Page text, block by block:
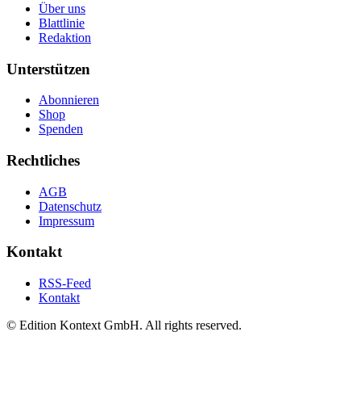
Über uns
Blattlinie
Redaktion
Unterstützen
Abonnieren
Shop
Spenden
Rechtliches
AGB
Datenschutz
Impressum
Kontakt
RSS-Feed
Kontakt
© Edition Kontext GmbH. All rights reserved.